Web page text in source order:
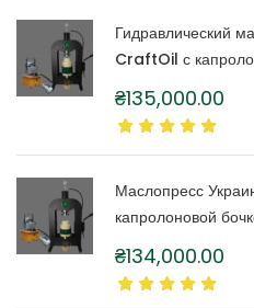
Гидравлический
CraftOil с
₴135,000.00
Маслопресс
капролоновой
₴134,000.00